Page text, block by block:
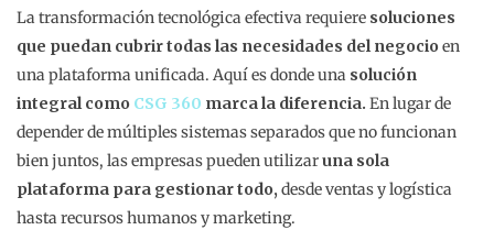
La transformación tecnológica efectiva requiere soluciones
que puedan cubrir todas las necesidades del negocio en
una plataforma unificada. Aquí es donde una solución
integral como CSG 360 marca la diferencia. En lugar de
depender de múltiples sistemas separados que no funcionan
bien juntos, las empresas pueden utilizaruna sola
plataforma para gestionar todo, desde ventas y logística
hasta recursos humanos y marketing.